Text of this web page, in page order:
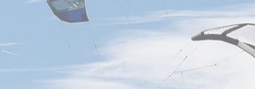
260601 Nvidia GTC Taipei
2026: Jensen Huang Full